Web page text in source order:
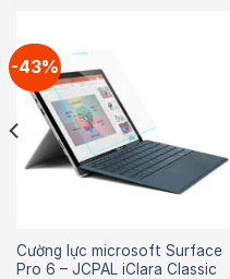
-43%
Cường lực microsoft Surface
Pro 6 – JCPAL iClara Classic